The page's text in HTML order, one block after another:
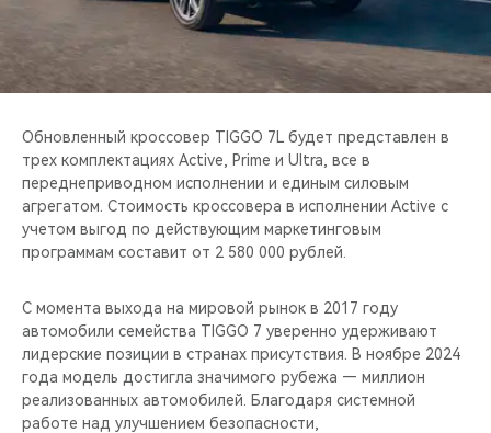
Обновленный кроссовер TIGGO 7L будет представлен в
трех комплектациях Active, Prime и Ultra, все в
переднеприводном исполнении и единым силовым
агрегатом. Стоимость кроссовера в исполнении Active с
учетом выгод по действующим маркетинговым
программам составит от 2 580 000 рублей.
С момента выхода на мировой рынок в 2017 году
автомобили семейства TIGGO 7 уверенно удерживают
лидерские позиции в странах присутствия. В ноябре 2024
года модель достигла значимого рубежа — миллион
реализованных автомобилей. Благодаря системной
работе над улучшением безопасности,